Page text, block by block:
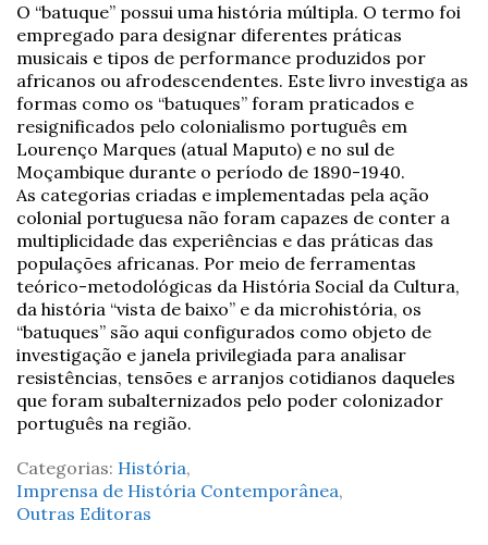
O “batuque” possui uma história múltipla. O termo foi
empregado para designar diferentes práticas
musicais e tipos de performance produzidos por
africanos ou afrodescendentes. Este livro investiga as
formas como os “batuques” foram praticados e
resignificados pelo colonialismo português em
Lourenço Marques (atual Maputo) e no sul de
Moçambique durante o período de 1890-1940.
As categorias criadas e implementadas pela ação
colonial portuguesa não foram capazes de conter a
multiplicidade das experiências e das práticas das
populações africanas. Por meio de ferramentas
teórico-metodológicas da História Social da Cultura,
da história “vista de baixo” e da microhistória, os
“batuques” são aqui configurados como objeto de
investigação e janela privilegiada para analisar
resistências, tensões e arranjos cotidianos daqueles
que foram subalternizados pelo poder colonizador
português na região.
Categorias: História,
Imprensa de História Contemporânea,
Outras Editoras